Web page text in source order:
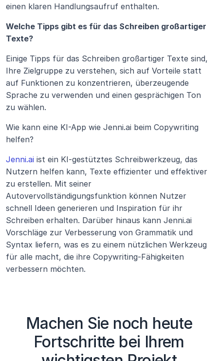
einen klaren Handlungsaufruf enthalten.
Welche Tipps gibt es für das Schreiben großartiger
Texte?
Einige Tipps für das Schreiben großartiger Texte sind,
Ihre Zielgruppe zu verstehen, sich auf Vorteile statt
auf Funktionen zu konzentrieren, überzeugende
Sprache zu verwenden und einen gesprächigen Ton
zu wählen.
Wie kann eine KI-App wie Jenni.ai beim Copywriting
helfen?
Jenni.ai ist ein KI-gestütztes Schreibwerkzeug, das
Nutzern helfen kann, Texte effizienter und effektiver
zu erstellen. Mit seiner
Autovervollständigungsfunktion können Nutzer
schnell Ideen generieren und Inspiration für ihr
Schreiben erhalten. Darüber hinaus kann Jenni.ai
Vorschläge zur Verbesserung von Grammatik und
Syntax liefern, was es zu einem nützlichen Werkzeug
für alle macht, die ihre Copywriting-Fähigkeiten
verbessern möchten.
Machen Sie noch heute
Fortschritte bei Ihrem